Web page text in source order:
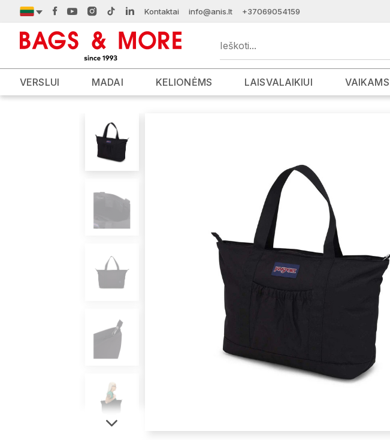
Kontaktai info@anis.lt +37069054159
VERSLUI MADAI KELIONĖMS LAISVALAIKIUI VAIKAMS